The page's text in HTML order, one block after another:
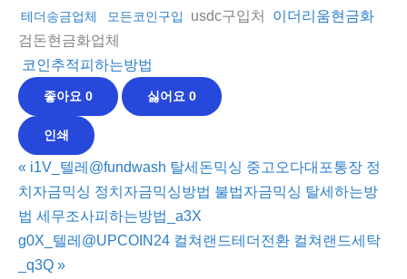
테더송금업체 모든코인구입 usdc구입처 이더리움현금화
검돈현금화업체
코인추적피하는방법
좋아요 0 싫어요 0
인쇄
« i1V_텔레@fundwash 탈세돈믹싱 중고오다대포통장 정
치자금믹싱 정치자금믹싱방법 불법자금믹싱 탈세하는방
법 세무조사피하는방법_a3X
g0X_텔레@UPCOIN24 컬쳐랜드테더전환 컬쳐랜드세탁
_q3Q »